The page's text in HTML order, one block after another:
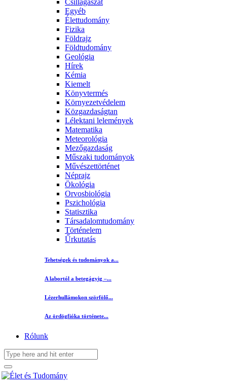
Csillagászat
Egyéb
Élettudomány
Fizika
Földrajz
Földtudomány
Geológia
Hírek
Kémia
Kiemelt
Könyvtermés
Környezetvédelem
Közgazdaságtan
Lélektani lelemények
Matematika
Meteorológia
Mezőgazdaság
Műszaki tudományok
Művészettörténet
Néprajz
Ökológia
Orvosbiológia
Pszichológia
Statisztika
Társadalomtudomány
Történelem
Űrkutatás
Tehetségek és tudományok a...
A labortól a betegágyig –...
Lézerhullámokon szörfölő...
Az ördögfióka története...
Rólunk